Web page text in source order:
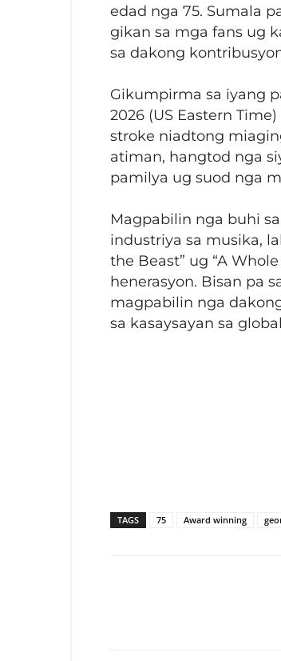
edad nga 75. Sumala
gikan sa mga fans ug
sa dakong
Gikumpirma sa iyang
2026 (US Eastern
stroke niadtong
atiman, hangtod nga
pamilya ug suod nga
Magpabilin nga buhi
industriya sa musika,
the Beast” ug “A
henerasyon. Bisan pa
magpabilin nga
sa kasaysayan sa
TAGS 75 Award winning